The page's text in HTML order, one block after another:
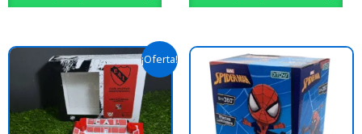
¡Oferta!
Original
price
was:
$ 59.900,00.
Current
price
is:
$ 40.000,00.